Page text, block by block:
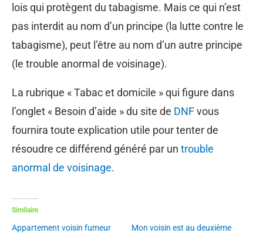
lois qui protègent du tabagisme. Mais ce qui n’est
pas interdit au nom d’un principe (la lutte contre le
tabagisme), peut l’être au nom d’un autre principe
(le trouble anormal de voisinage).
La rubrique « Tabac et domicile » qui figure dans
l’onglet « Besoin d’aide » du site de DNFvous
fournira toute explication utile pour tenter de
résoudre ce différend généré par un trouble
anormal de voisinage.
Similaire
Appartement voisin fumeur
Mon voisin est au deuxième